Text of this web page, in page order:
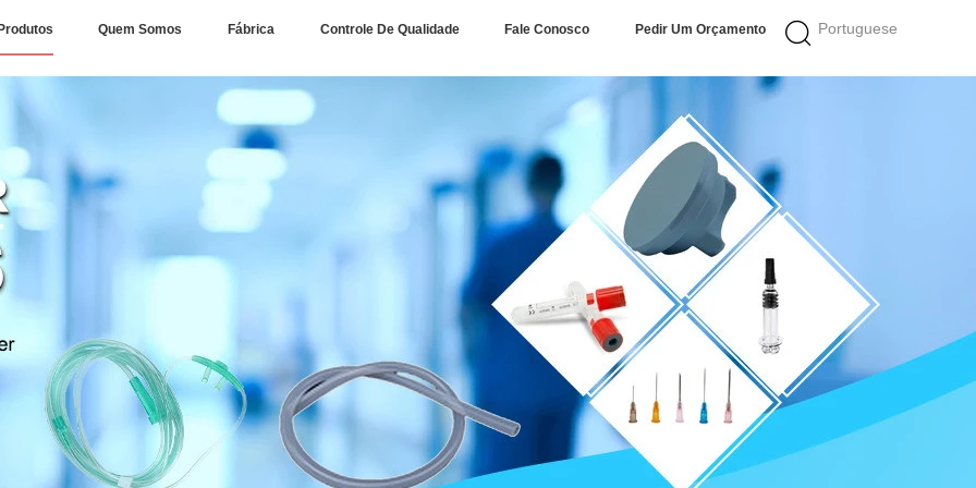
Portuguese
Quem Somos Fábrica Controle De Qualidade Fale Conosco Pedir Um Orçamento